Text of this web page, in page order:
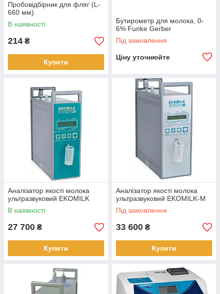
Пробовідбірник для фляг (L-
660 мм)
В наявності
214 ₴
Купити
Бутирометр для молока, 0-
6% Funke Gerber
Під замовлення
Ціну уточнюйте
Аналізатор якості молока
ультразвуковий EKOMILK
В наявності
27 700 ₴
Купити
Аналізатор якості молока
ультразвуковий EKOMILK-М
Під замовлення
33 600 ₴
Купити